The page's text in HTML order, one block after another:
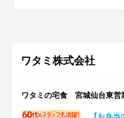
ワタミ株式会社
ワタミの宅食 宮城仙台東営